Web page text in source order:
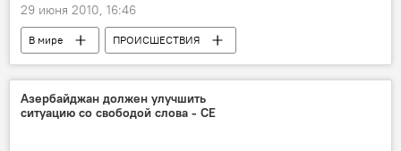
29 июня 2010, 16:46
В мире
ПРОИСШЕСТВИЯ
НОВОСТИ
СПОРТ
Азербайджан должен улучшить
ситуацию со свободой слова - СЕ